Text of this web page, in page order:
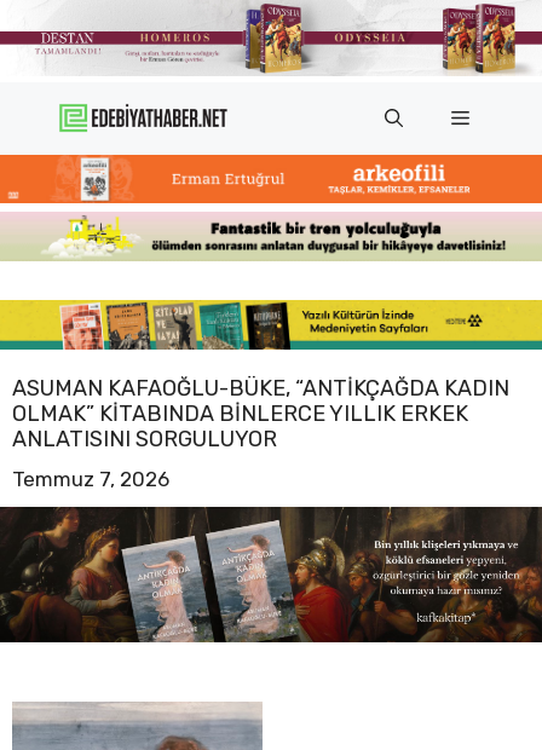
atla
Menü
ASUMAN KAFAOĞLU-BÜKE, “ANTIKÇAĞDA KADIN
OLMAK” KITABINDA BINLERCE YILLIK ERKEK
ANLATISINI SORGULUYOR
Temmuz 7, 2026